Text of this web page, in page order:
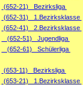
(652-21) Bezirksliga
(652-31) 1.Bezirksklasse
(652-41) 2.Bezirksklasse
(652-51) Jugendliga
(652-61) Schülerliga
(653-11) Bezirksliga
(653-21) 1.Bezirksklasse